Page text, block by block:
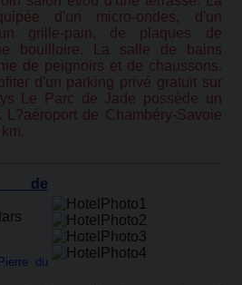
d'un micro-ondes, d'un
grille-pain, de plaques de
bouilloire. La salle de bains
de peignoirs et de chaussons.
d'un parking privé gratuit sur
Le Parc de Jade possède un
L?aéroport de Chambéry-Savoie
de
du